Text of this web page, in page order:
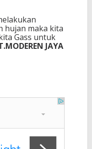
hujan maka kita
Gass untuk
JAYA